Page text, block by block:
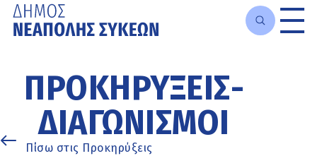
κυρίως
περιεχόμενο
ΠΡΟΚΗΡΎΞΕΙΣ-
ΔΙΑΓΩΝΙΣΜΟΊ
Πίσω στις Προκηρύξεις